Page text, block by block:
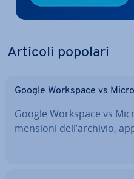
Articoli popolari
Google Workspace vs
Google Workspace vs
men­sio­ni dell’archivio,